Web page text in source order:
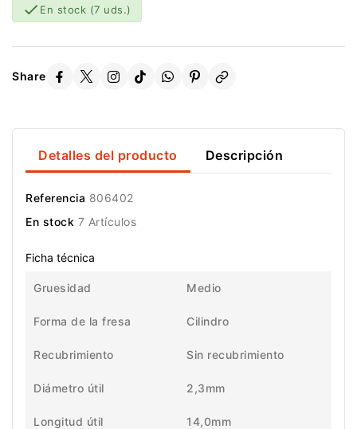
 En stock (7 uds.)
Share
Detalles del producto Descripción
Referencia 806402
En stock 7 Artículos
Ficha técnica
Gruesidad Medio
Forma de la fresa Cilindro
Recubrimiento Sin recubrimiento
Diámetro útil 2,3mm
Longitud útil 14,0mm